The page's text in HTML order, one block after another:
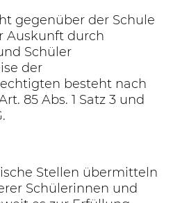
gegenüber der Schule
Auskunft durch
Schüler
der
besteht nach
85 Abs. 1 Satz 3 und
Stellen übermitteln
Schülerinnen und